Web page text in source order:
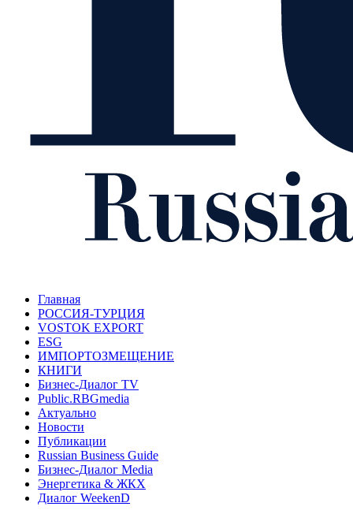
Главная
РОССИЯ-ТУРЦИЯ
VOSTOK EXPORT
ESG
ИМПОРТОЗМЕЩЕНИЕ
КНИГИ
Бизнес-Диалог TV
Public.RBGmedia
Актуально
Новости
Публикации
Russian Business Guide
Бизнес-Диалог Media
Энергетика & ЖКХ
Диалог WeekenD